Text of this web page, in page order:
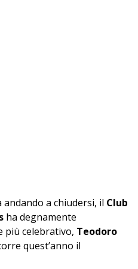
andando a chiudersi, il Club
ha degnamente
più celebrativo, Teodoro
quest’anno il